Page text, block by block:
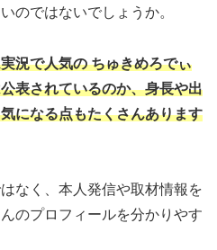
のではないでしょうか。
況で人気の ちゅきめろでぃ
表されているのか、身長や出
になる点もたくさんあります
なく、本人発信や取材情報を
のプロフィールを分かりやす